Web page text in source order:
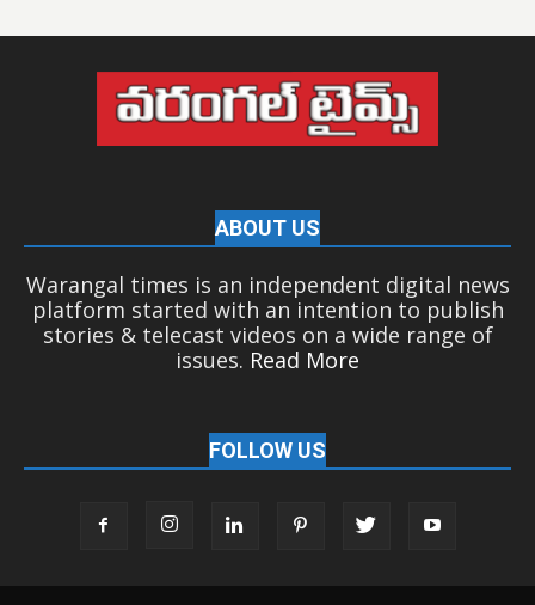
ABOUT US
Warangal times is an independent digital news
platform started with an intention to publish
stories & telecast videos on a wide range of
issues. Read More
FOLLOW US